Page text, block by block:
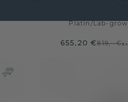
Platin/Lab-
655,20 €819,- €